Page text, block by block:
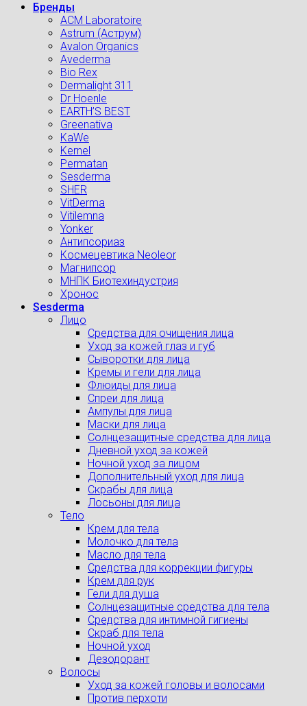
Бренды
ACM Laboratoire
Astrum (Аструм)
Avalon Organics
Avederma
Bio Rex
Dermalight 311
Dr Hoenle
EARTH’S BEST
Greenativa
KaWe
Kernel
Permatan
Sesderma
SHER
VitDerma
Vitilemna
Yonker
Антипсориаз
Космецевтика Neoleor
Магнипсор
МНПК Биотехиндустрия
Хронос
Sesderma
Лицо
Средства для очищения лица
Уход за кожей глаз и губ
Сыворотки для лица
Кремы и гели для лица
Флюиды для лица
Спреи для лица
Ампулы для лица
Маски для лица
Солнцезащитные средства для лица
Дневной уход за кожей
Ночной уход за лицом
Дополнительный уход для лица
Скрабы для лица
Лосьоны для лица
Тело
Крем для тела
Молочко для тела
Масло для тела
Средства для коррекции фигуры
Крем для рук
Гели для душа
Солнцезащитные средства для тела
Средства для интимной гигиены
Скраб для тела
Ночной уход
Дезодорант
Волосы
Уход за кожей головы и волосами
Против перхоти